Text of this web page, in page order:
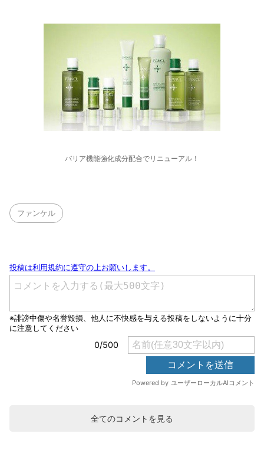
バリア機能強化成分配合でリニューアル！
ファンケル
全てのコメントを見る